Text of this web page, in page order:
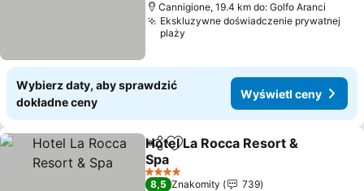
Cannigione, 19.4 km do: Golfo Aranci
Ekskluzywne doświadczenie prywatnej
plaży
Wybierz daty, aby sprawdzić
dokładne ceny
Wyświetl ceny
Udostępnij
Dodaj do ulubionych
Hotel La Rocca Resort &
Spa
Wyświetl ceny
4 Kategoria
8,5 Znakomity
739